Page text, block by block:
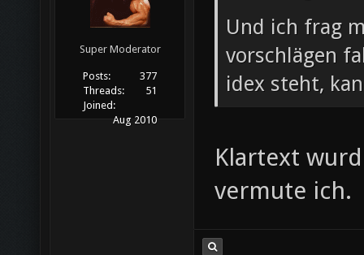
Super Moderator
Posts:
377
Threads:
51
Joined:
Aug 2010
Und ich frag
vorschlägen
idex steht,
Klartext
vermute ich.